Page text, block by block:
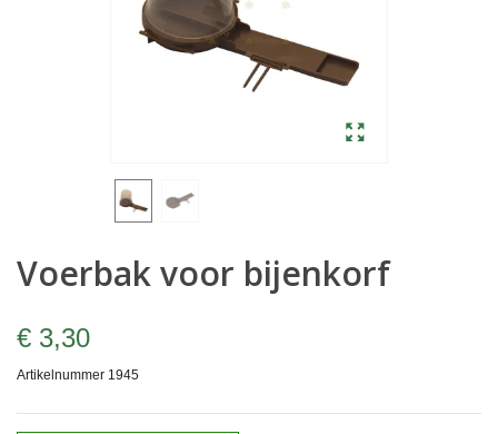
Voerbak voor bijenkorf
€ 3,30
Artikelnummer 1945